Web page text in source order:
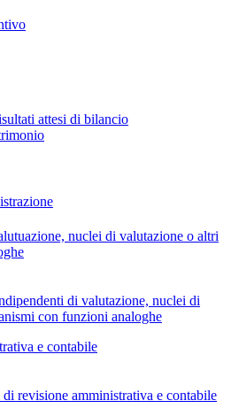
attesi di bilancio
nuclei di valutazione o altri
di valutazione, nuclei di
con funzioni analoghe
e contabile
revisione amministrativa e contabile